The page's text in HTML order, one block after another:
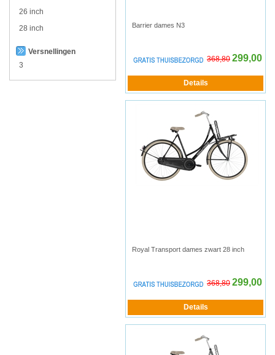
26 inch
28 inch
Versnellingen
3
Barrier dames N3
368,80 299,00
Royal Transport dames zwart 28 inch
368,80 299,00